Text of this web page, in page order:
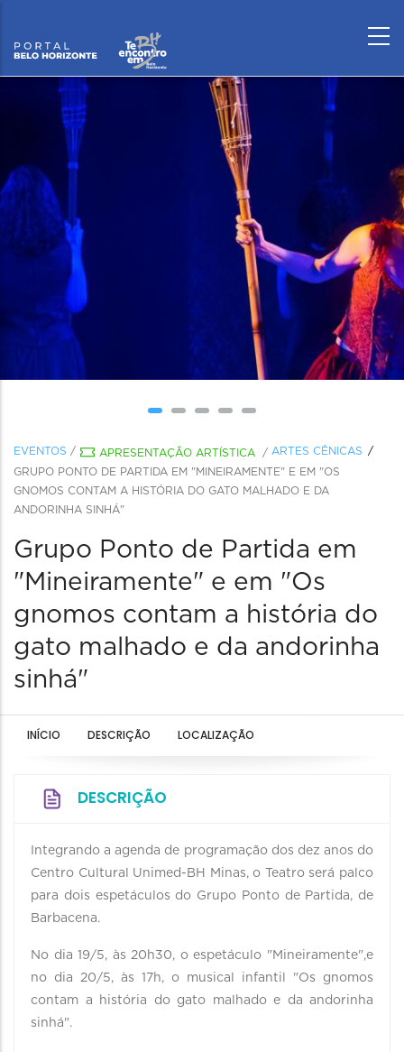
EVENTOS / APRESENTAÇÃO ARTÍSTICA / ARTES CÊNICAS
GRUPO PONTO DE PARTIDA EM "MINEIRAMENTE" E EM "OS
GNOMOS CONTAM A HISTÓRIA DO GATO MALHADO E DA
ANDORINHA SINHÁ"
Grupo Ponto de Partida em
"Mineiramente" e em "Os
gnomos contam a história do
gato malhado e da andorinha
sinhá"
INÍCIO DESCRIÇÃO LOCALIZAÇÃO
DESCRIÇÃO
Integrando a agenda de programação dos dez anos do
Centro Cultural Unimed-BH Minas, o Teatro será palco
para dois espetáculos do Grupo Ponto de Partida, de
Barbacena.
No dia 19/5, às 20h30, o espetáculo "Mineiramente",e
no dia 20/5, às 17h, o musical infantil "Os gnomos
contam a história do gato malhado e da andorinha
sinhá".